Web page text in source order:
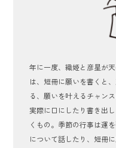
年に一度、織姫と彦星が
は、短冊に願いを書くと
る、願いを叶えるチャン
実際に口にしたり書き出
くもの。季節の行事は運
について話したり、短冊